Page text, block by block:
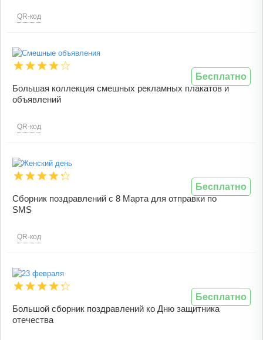
QR-код
Большая коллекция смешных рекламных плакатов и
объявлений
QR-код
Бесплатно
Сборник поздравлений с 8 Марта для отправки по
SMS
QR-код
Бесплатно
Большой сборник поздравлений ко Дню защитника
отечества
Бесплатно